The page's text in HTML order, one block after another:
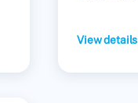
View details